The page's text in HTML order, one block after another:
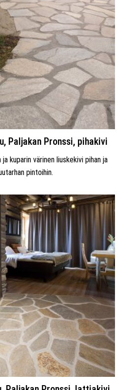
Paljakan Pronssi, pihakivi
kuparin värinen liuskekivi pihan ja
pintoihin.